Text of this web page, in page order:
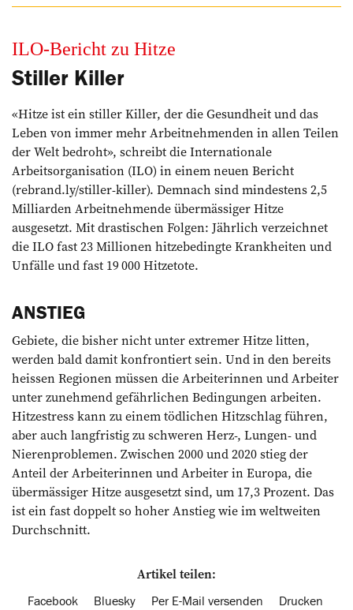
ILO-Bericht zu Hitze
Stiller Killer
«Hitze ist ein stiller Killer, der die Gesundheit und das
Leben von immer mehr Arbeitnehmenden in allen Teilen
der Welt bedroht», schreibt die Internationale
Arbeitsorgani­sation (ILO) in einem neuen Bericht
(rebrand.ly/stiller-killer). Demnach sind mindestens 2,5
Milliarden Arbeitnehmende übermässiger Hitze
ausgesetzt. Mit drastischen Folgen: Jährlich verzeichnet
die ILO fast 23 Millionen hitzebedingte Krankheiten und
Unfälle und fast 19 000 Hitzetote.
ANSTIEG
Gebiete, die bisher nicht unter extremer Hitze litten,
werden bald damit konfrontiert sein. Und in den bereits
heissen Regionen müssen die Arbeiterinnen und Arbeiter
unter zunehmend gefährlichen Bedingungen arbeiten.
Hitzestress kann zu einem tödlichen Hitzschlag führen,
aber auch langfristig zu schweren Herz-, Lungen- und
Nierenproblemen. Zwischen 2000 und 2020 stieg der
Anteil der Arbeiterinnen und Arbeiter in Europa, die
übermässiger Hitze ausgesetzt sind, um 17,3 Prozent. Das
ist ein fast doppelt so hoher Anstieg wie im weltweiten
Durchschnitt.
Artikel teilen:
Facebook Bluesky Per E-Mail versenden Drucken